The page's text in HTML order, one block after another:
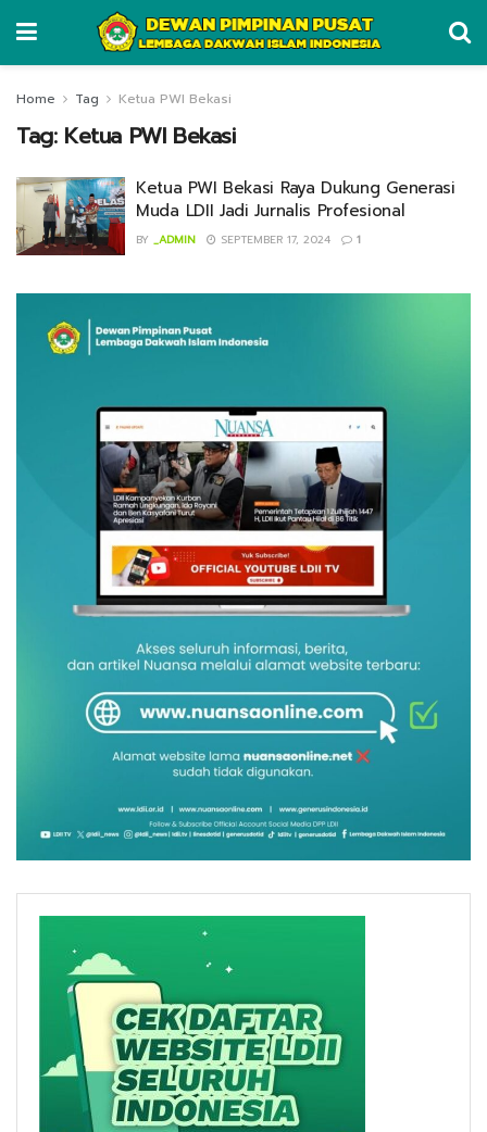
Home Tag Ketua PWI Bekasi
Tag: Ketua PWI Bekasi
Ketua PWI Bekasi Raya Dukung Generasi
Muda LDII Jadi Jurnalis Profesional
BY _ADMIN SEPTEMBER 17, 2024 1